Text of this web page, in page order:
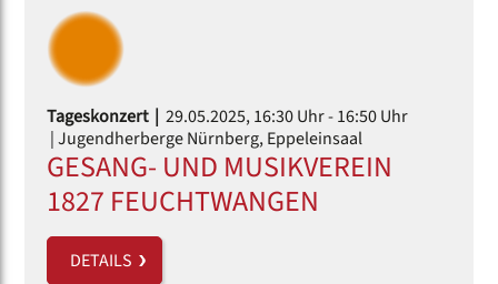
Tageskonzert | 29.05.2025, 16:30 Uhr- 16:50 Uhr
| Jugendherberge Nürnberg, Eppeleinsaal
GESANG- UND MUSIKVEREIN
1827 FEUCHTWANGEN
DETAILS